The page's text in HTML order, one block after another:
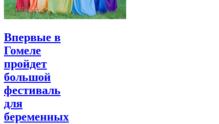
Впервые в
Гомеле
пройдет
большой
фестиваль
для
беременных